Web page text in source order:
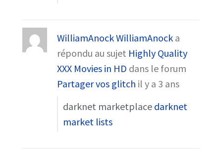
WilliamAnock WilliamAnock a
répondu au sujet Highly Quality
XXX Movies in HD dans le forum
Partager vos glitch il y a 3 ans
darknet marketplace darknet
market lists